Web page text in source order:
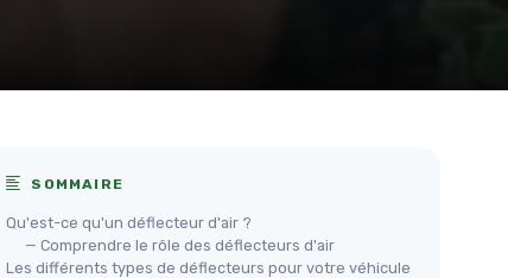
SOMMAIRE
Qu'est-ce qu'un déflecteur d'air ?
— Comprendre le rôle des déflecteurs d'air
Les différents types de déflecteurs pour votre véhicule